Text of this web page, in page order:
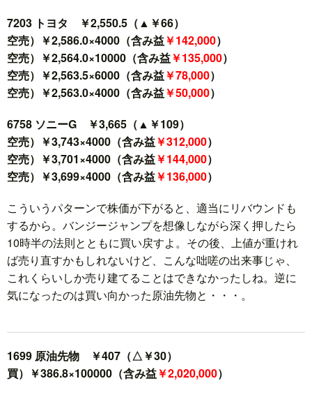
7203 トヨタ ￥2,550.5（▲￥66）
空売）￥2,586.0×4000（含み益￥142,000）
空売）￥2,564.0×10000（含み益￥135,000）
空売）￥2,563.5×6000（含み益￥78,000）
空売）￥2,563.0×4000（含み益￥50,000）
6758 ソニーG ￥3,665（▲￥109）
空売）￥3,743×4000（含み益￥312,000）
空売）￥3,701×4000（含み益￥144,000）
空売）￥3,699×4000（含み益￥136,000）
こういうパターンで株価が下がると、適当にリバウンドも
するから。バンジージャンプを想像しながら深く押したら
10時半の法則とともに買い戻すよ。その後、上値が重けれ
ば売り直すかもしれないけど、こんな咄嗟の出来事じゃ、
これくらいしか売り建てることはできなかったしね。逆に
気になったのは買い向かった原油先物と・・・。
1699 原油先物 ￥407（△￥30）
買）￥386.8×100000（含み益￥2,020,000）